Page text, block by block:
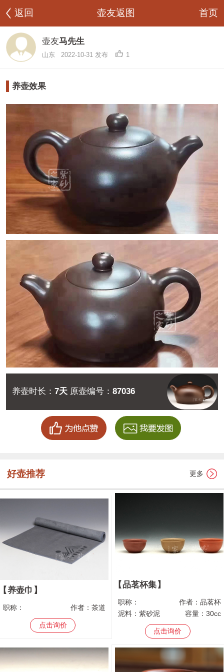
返回 壶友返图 首页
壶友马先生
山东 2022-10-31 发布 1
养壶效果
养壶时长： 7天原壶编号： 87036
好壶推荐 更多
养壶巾
作者：茶道
职称：
点击询价
品茗杯集
作者：品茗杯
职称：
容量：30cc
泥料： 紫砂泥
点击询价